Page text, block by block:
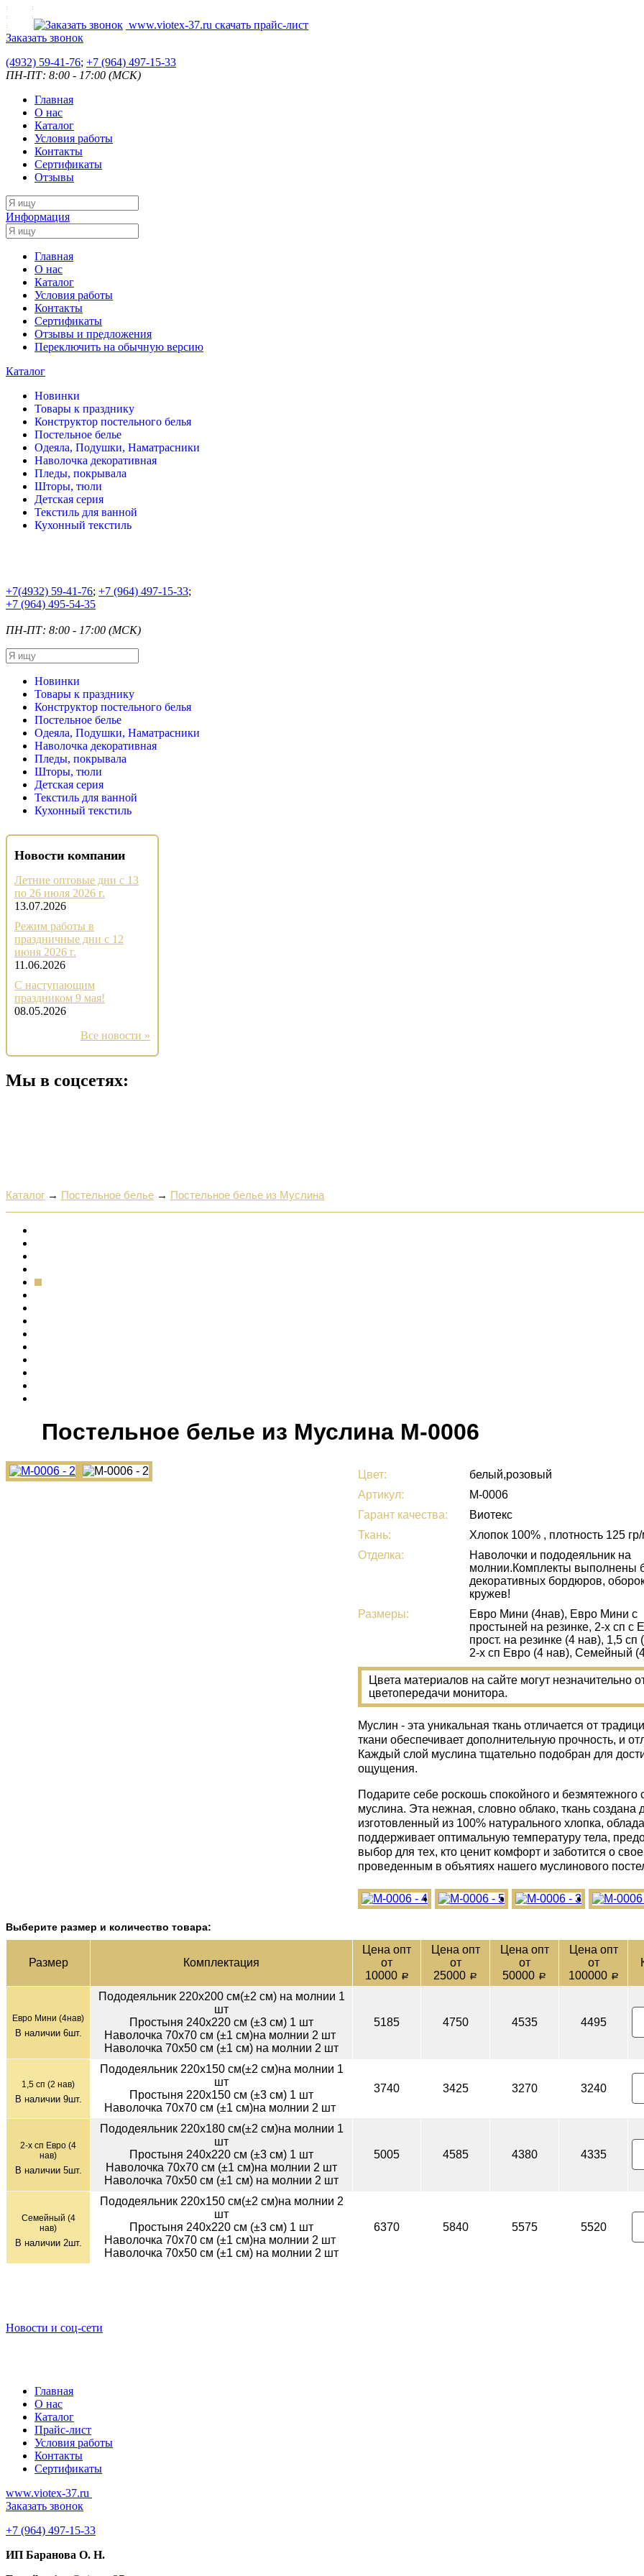
www.viotex-37.ru скачать прайс-лист
Заказать звонок
(4932) 59-41-76; +7 (964) 497-15-33
ПН-ПТ: 8:00 - 17:00 (МСК)
Главная
О нас
Каталог
Условия работы
Контакты
Сертификаты
Отзывы
Информация
Главная
О нас
Каталог
Условия работы
Контакты
Сертификаты
Отзывы и предложения
Переключить на обычную версию
Каталог
Новинки
Товары к празднику
Конструктор постельного белья
Постельное белье
Одеяла, Подушки, Наматрасники
Наволочка декоративная
Пледы, покрывала
Шторы, тюли
Детская серия
Текстиль для ванной
Кухонный текстиль
+7(4932) 59-41-76; +7 (964) 497-15-33;
+7 (964) 495-54-35
ПН-ПТ: 8:00 - 17:00 (МСК)
Новинки
Товары к празднику
Конструктор постельного белья
Постельное белье
Одеяла, Подушки, Наматрасники
Наволочка декоративная
Пледы, покрывала
Шторы, тюли
Детская серия
Текстиль для ванной
Кухонный текстиль
Новости компании
Летние оптовые дни с 13
по 26 июля 2026 г.
13.07.2026
Режим работы в
праздничные дни с 12
июня 2026 г.
11.06.2026
С наступающим
праздником 9 мая!
08.05.2026
Все новости »
Мы в соцсетях:
Каталог → Постельное белье → Постельное белье из Муслина
Постельное белье из Муслина М-0006
Цвет:
белый,розовый
Артикул:
М-0006
Гарант качества:
Виотекс
Ткань:
Хлопок 100% , плотность 125
Отделка:
Наволочки и пододеяльник на
молнии.Комплекты выполнены
декоративных бордюров,
кружев!
Размеры:
Евро Мини (4нав), Евро Мини с
простыней на резинке, 2-х сп с
прост. на резинке (4 нав), 1,5 сп
2-х сп Евро (4 нав), Семейный
Цвета материалов на сайте могут незначительно
цветопередачи монитора.
Муслин - эта уникальная ткань отличается от
ткани обеспечивает дополнительную прочность, и
Каждый слой муслина тщательно подобран для
ощущения.
Подарите себе роскошь спокойного и
муслина. Эта нежная, словно облако, ткань
изготовленный из 100% натурального хлопка,
поддерживает оптимальную температуру тела,
выбор для тех, кто ценит комфорт и заботится о
проведенным в объятиях нашего муслинового
Выберите размер и количество товара:
Раз­мер Ком­плек­тация
Цена опт
от
10000 a
Цена опт
от
25000 a
Цена опт
от
50000 a
Цена опт
от
100000 a
Евро Мини (4нав)
В наличии 6шт.
Пододеяльник 220х200 см(±2 см) на молнии 1
шт
Простыня 240х220 см (±3 см) 1 шт
Наволочка 70х70 см (±1 см)на молнии 2 шт
Наволочка 70х50 см (±1 см) на молнии 2 шт
5185 4750 4535 4495
1,5 сп (2 нав)
В наличии 9шт.
Пододеяльник 220х150 см(±2 см)на молнии 1
шт
Простыня 220х150 см (±3 см) 1 шт
Наволочка 70х70 см (±1 см)на молнии 2 шт
3740 3425 3270 3240
2-х сп Евро (4
нав)
В наличии 5шт.
Пододеяльник 220х180 см(±2 см)на молнии 1
шт
Простыня 240х220 см (±3 см) 1 шт
Наволочка 70х70 см (±1 см)на молнии 2 шт
Наволочка 70х50 см (±1 см) на молнии 2 шт
5005 4585 4380 4335
Семейный (4
нав)
В наличии 2шт.
Пододеяльник 220х150 см(±2 см)на молнии 2
шт
Простыня 240х220 см (±3 см) 1 шт
Наволочка 70х70 см (±1 см)на молнии 2 шт
Наволочка 70х50 см (±1 см) на молнии 2 шт
6370 5840 5575 5520
Новости и соц-сети
Главная
О нас
Каталог
Прайс-лист
Условия работы
Контакты
Сертификаты
www.viotex-37.ru
Заказать звонок
+7 (964) 497-15-33
ИП Баранова О. Н.